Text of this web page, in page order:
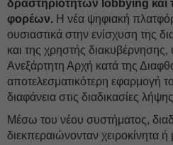
δραστηριοτήτων lobbying
φορέων. Η νέα ψηφιακή
ουσιαστικά στην ενίσχυση της
και της χρηστής διακυβέρνησης,
Ανεξάρτητη Αρχή κατά της
αποτελεσματικότερη εφαρμογή
διαφάνεια στις διαδικασίες
Μέσω του νέου συστήματος,
διεκπεραιώνονταν χειροκίνητα